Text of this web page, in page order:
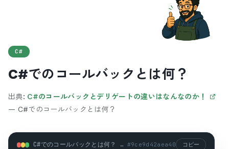
C#
C#でのコールバックとは何？
出典: C#のコールバックとデリゲートの違いはなんなのか！
— C#でのコールバックとは何？
C#でのコールバックとは何？ (csharp) #9ce9d42aea40 コピー